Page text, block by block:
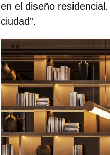
en el diseño
ciudad”.